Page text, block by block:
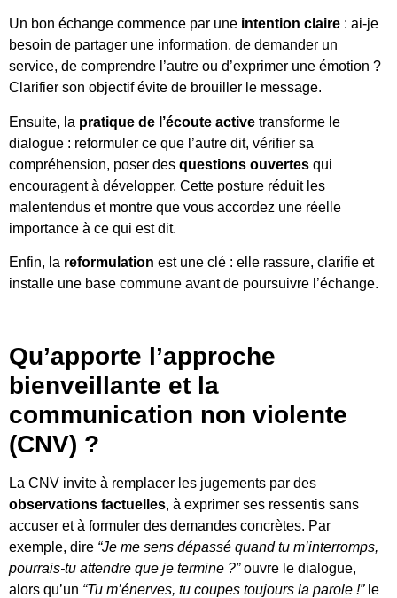
Un bon échange commence par une intention claire : ai-je
besoin de partager une information, de demander un
service, de comprendre l’autre ou d’exprimer une émotion ?
Clarifier son objectif évite de brouiller le message.
Ensuite, la pratique de l’écoute active transforme le
dialogue : reformuler ce que l’autre dit, vérifier sa
compréhension, poser des questions ouvertes qui
encouragent à développer. Cette posture réduit les
malentendus et montre que vous accordez une réelle
importance à ce qui est dit.
Enfin, la reformulation est une clé : elle rassure, clarifie et
installe une base commune avant de poursuivre l’échange.
Qu’apporte l’approche
bienveillante et la
communication non violente
(CNV) ?
La CNV invite à remplacer les jugements par des
observations factuelles, à exprimer ses ressentis sans
accuser et à formuler des demandes concrètes. Par
exemple, dire “Je me sens dépassé quand tu m’interromps,
pourrais-tu attendre que je termine ?”ouvre le dialogue,
alors qu’un “Tu m’énerves, tu coupes toujours la parole !”le